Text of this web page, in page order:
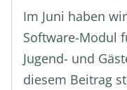
Im Juni haben
Software-Modul
Jugend- und
diesem Beitrag